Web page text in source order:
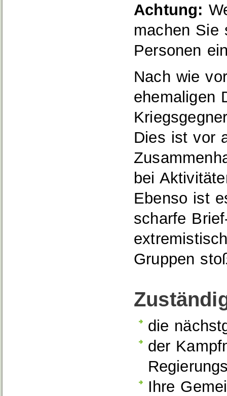
Achtung:
machen Sie
Personen
Nach wie
ehemaligen
Dies ist vor
bei
Ebenso ist
scharfe
Gruppen
die
der
Ihre